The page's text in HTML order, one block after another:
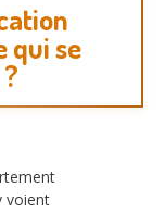
qui se
voient